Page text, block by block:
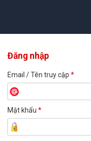
Đăng nhập
Email / Tên truy cập *
Mật khẩu *